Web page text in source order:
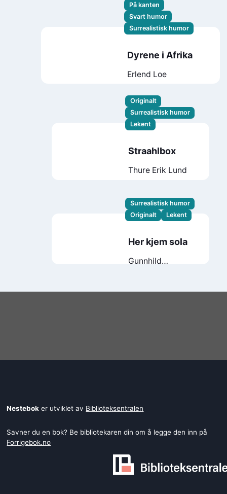
På kanten
Svart humor
Surrealistisk humor
Dyrene i Afrika
Erlend Loe
Originalt
Surrealistisk humor
Lekent
Straahlbox
Thure Erik Lund
Surrealistisk humor
Originalt
Lekent
Her kjem sola
Gunnhild
Nestebok er utviklet av Biblioteksentralen
Savner du en bok? Be bibliotekaren din om å legge den inn på
Forrigebok.no